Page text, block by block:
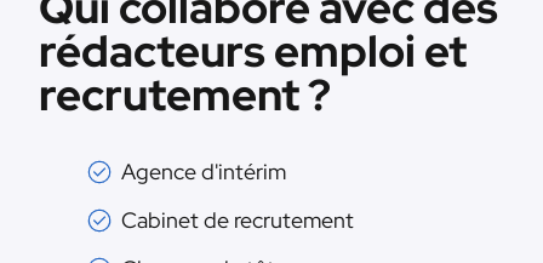
rédacteurs emploi et
recrutement ?
Agence d'intérim
Cabinet de recrutement